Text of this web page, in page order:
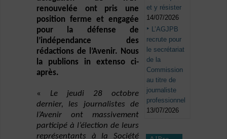
renouvelée ont pris une
position ferme et engagée
pour la défense de
l’indépendance des
rédactions de l’Avenir. Nous
la publions in extenso ci-
après.
« Le jeudi 28 octobre
dernier, les journalistes de
l’Avenir ont massivement
participé à l’élection de leurs
représentants à la Société
et y résister
14/07/2026
L’AGJPB
recrute pour
le secrétariat
de la
Commission
au titre de
journaliste
professionnel
13/07/2026